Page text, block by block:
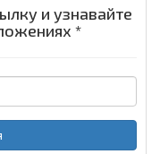
и узнавайте
*